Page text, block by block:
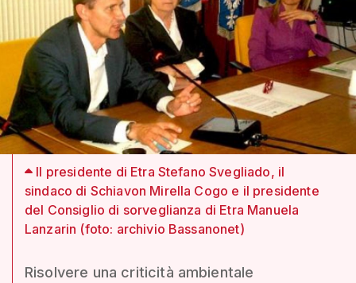
Il presidente di Etra Stefano Svegliado, il
sindaco di Schiavon Mirella Cogo e il presidente
del Consiglio di sorveglianza di Etra Manuela
Lanzarin (foto: archivio Bassanonet)
Risolvere una criticità ambientale